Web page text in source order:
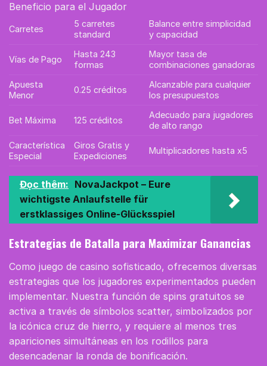
Beneficio para el Jugador
Carretes
5 carretes
standard
Balance entre simplicidad
y capacidad
Vías de Pago
Hasta 243
formas
Mayor tasa de
combinaciones ganadoras
Apuesta
Menor
0.25 créditos
Alcanzable para cualquier
los presupuestos
Bet Máxima 125 créditos
Adecuado para jugadores
de alto rango
Característica
Especial
Giros Gratis y
Expediciones
Multiplicadores hasta x5
Đọc thêm: NovaJackpot – Eure
wichtigste Anlaufstelle für
erstklassiges Online-Glücksspiel
Estrategias de Batalla para Maximizar Ganancias
Como juego de casino sofisticado, ofrecemos diversas
estrategias que los jugadores experimentados pueden
implementar. Nuestra función de spins gratuitos se
activa a través de símbolos scatter, simbolizados por
la icónica cruz de hierro, y requiere al menos tres
apariciones simultáneas en los rodillos para
desencadenar la ronda de bonificación.